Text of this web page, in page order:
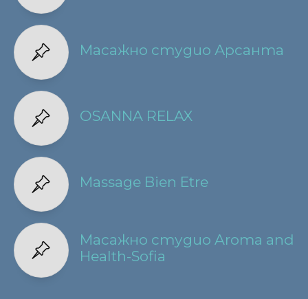
Масажно студио Арсанта
OSANNA RELAX
Massage Bien Etre
Масажно студио Aroma and
Health-Sofia